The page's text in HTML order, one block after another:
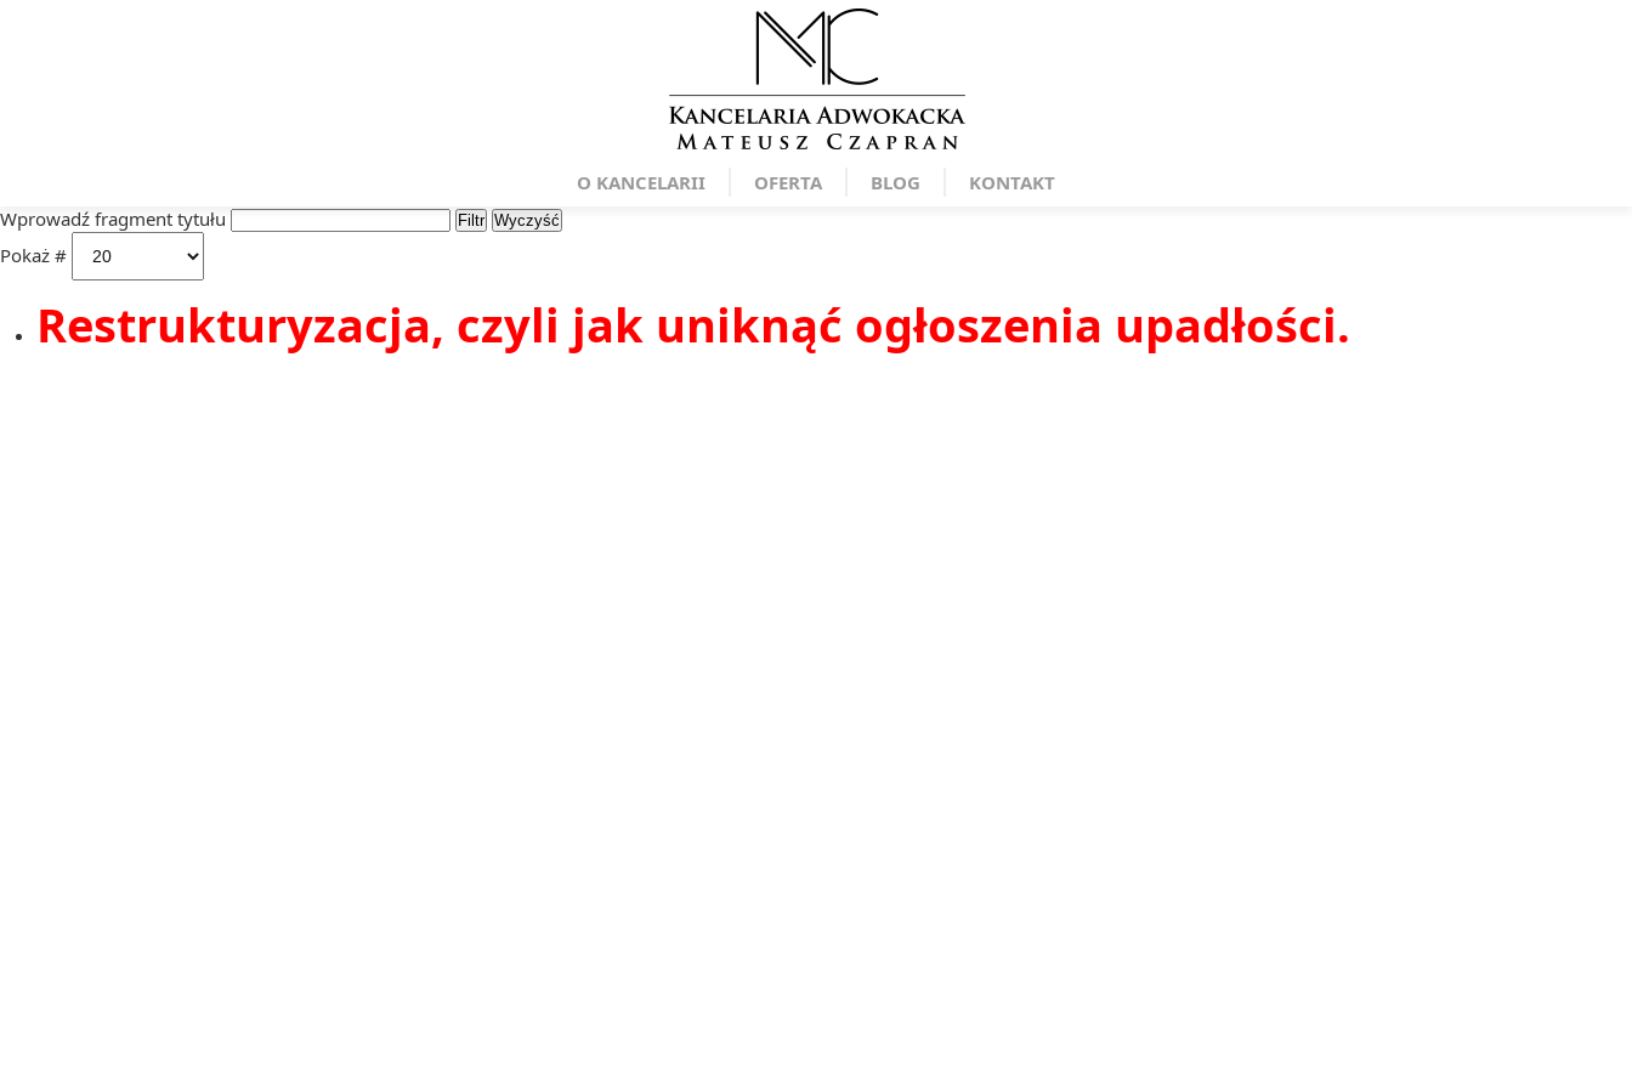
O KANCELARII OFERTA BLOG
KONTAKT
Wprowadź fragment tytułu
Filtr Wyczyść
Pokaż #
Restrukturyzacja, czyli jak uniknąć ogłoszenia upadłości.